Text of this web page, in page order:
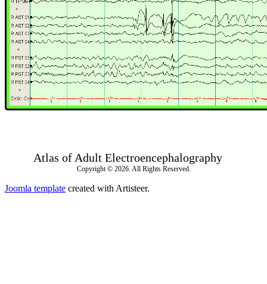
Atlas of Adult Electroencephalography
Copyright © 2026. All Rights Reserved.
Joomla template created with Artisteer.